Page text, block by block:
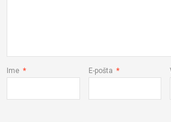
Ime * E-pošta *